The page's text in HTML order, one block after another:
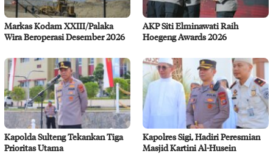
Markas Kodam XXIII/Palaka
Wira Beroperasi Desember 2026
AKP Siti Elminawati Raih
Hoegeng Awards 2026
Kapolda Sulteng Tekankan Tiga
Prioritas Utama
Kapolres Sigi, Hadiri Peresmian
Masjid Kartini Al-Husein